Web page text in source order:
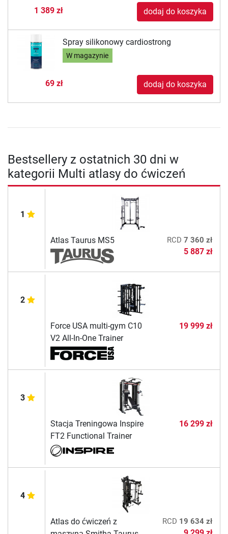
1 389 zł dodaj do koszyka
Spray silikonowy cardiostrong
W magazynie
69 zł dodaj do koszyka
Bestsellery z ostatnich 30 dni w
kategorii Multi atlasy do ćwiczeń
1
Atlas Taurus MS5 RCD 7 360 zł
5 887 zł
2
Force USA multi-gym C10
V2 All-In-One Trainer
19 999 zł
3
Stacja Treningowa Inspire
FT2 Functional Trainer
16 299 zł
4
Atlas do ćwiczeń z
RCD 19 634 zł